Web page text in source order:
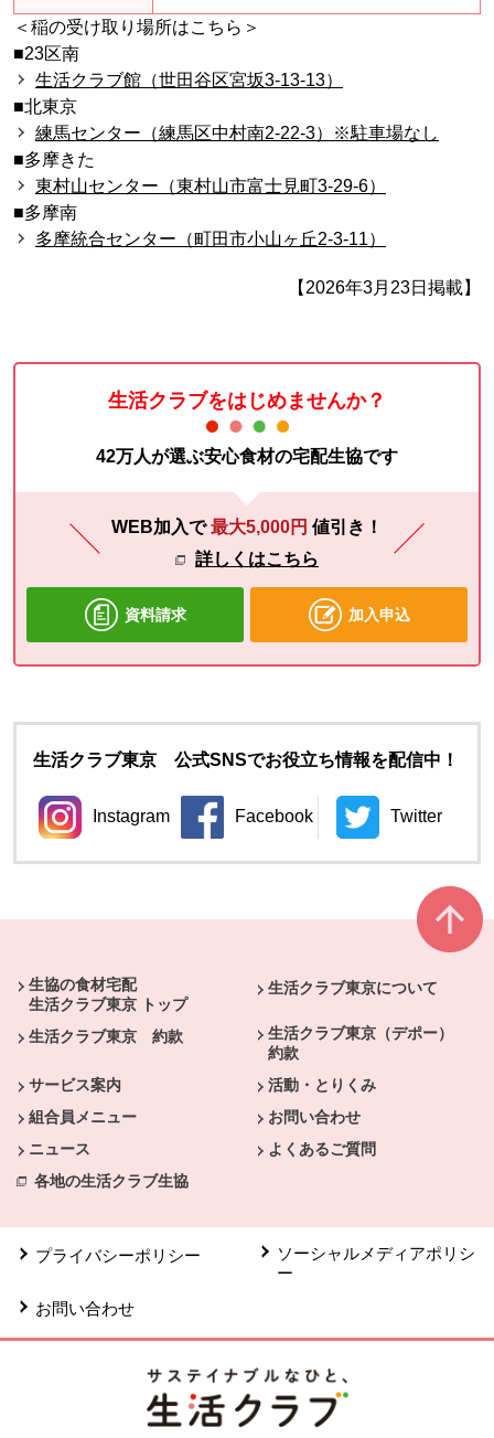
＜稲の受け取り場所はこちら＞
■23区南
生活クラブ館（世田谷区宮坂3-13-13）
■北東京
練馬センター（練馬区中村南2-22-3）※駐車場なし
■多摩きた
東村山センター（東村山市富士見町3-29-6）
■多摩南
多摩統合センター（町田市小山ヶ丘2-3-11）
【2026年3月23日掲載】
生活クラブをはじめませんか？
42万人が選ぶ安心食材の宅配生協です
WEB加入で最大5,000円 値引き！
詳しくはこちら
資料請求 加入申込
生活クラブ東京 公式SNSでお役立ち情報を配信中！
Instagram
別のウィンドウで開きます。
Facebook
別のウィンドウで開きます。
Twitter
生協の食材宅配
生活クラブ東京 トップ
生活クラブ東京について
生活クラブ東京 約款
生活クラブ東京（デポー）
約款
サービス案内
活動・とりくみ
組合員メニュー
お問い合わせ
ニュース
よくあるご質問
各地の生活クラブ生協
プライバシーポリシー
ソーシャルメディアポリシ
ー
お問い合わせ